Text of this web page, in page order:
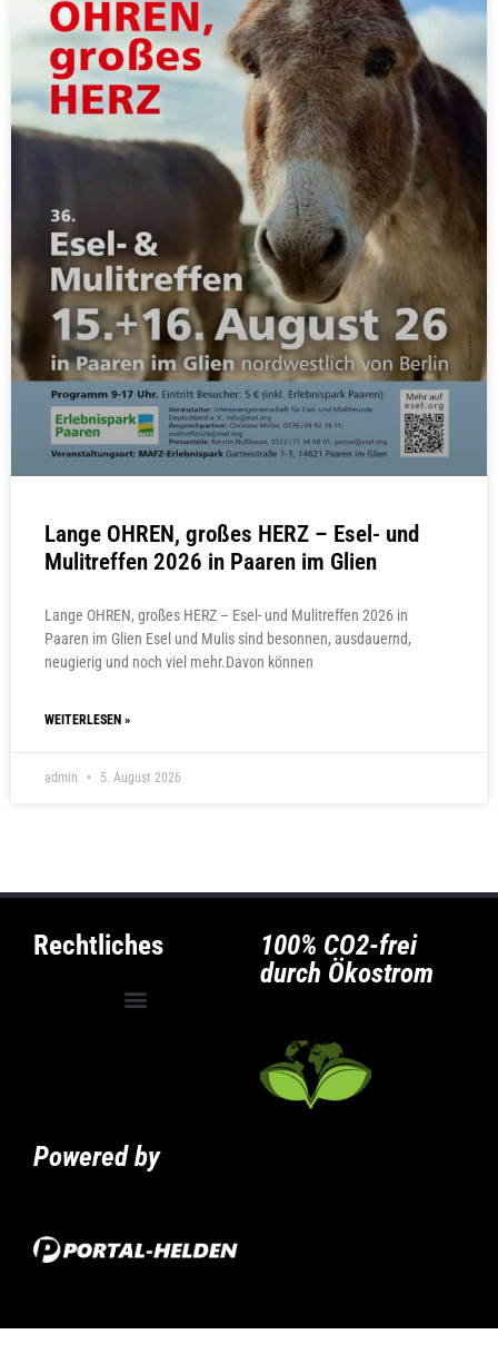
Lange OHREN, großes HERZ – Esel- und
Mulitreffen 2026 in Paaren im Glien
Lange OHREN, großes HERZ – Esel- und Mulitreffen 2026 in
Paaren im Glien Esel und Mulis sind besonnen, ausdauernd,
neugierig und noch viel mehr.Davon können
WEITERLESEN »
admin 5. August 2026
Rechtliches
100% CO2-frei
durch Ökostrom
Powered by